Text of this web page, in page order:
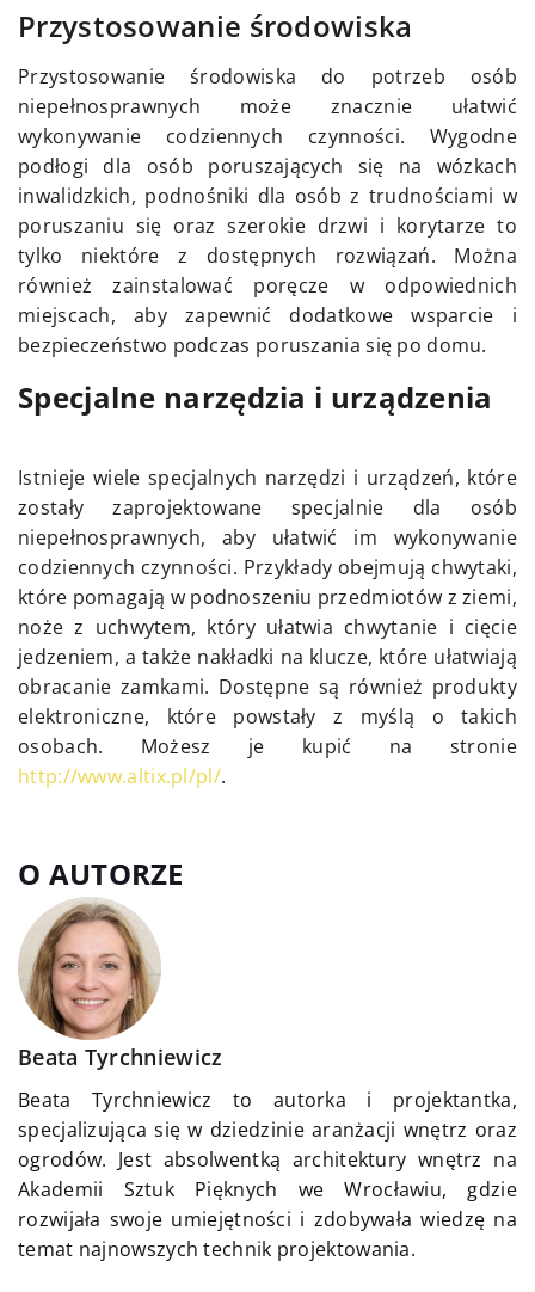
Przystosowanie środowiska
Przystosowanie środowiska do potrzeb osób
niepełnosprawnych może znacznie ułatwić
wykonywanie codziennych czynności. Wygodne
podłogi dla osób poruszających się na wózkach
inwalidzkich, podnośniki dla osób z trudnościami w
poruszaniu się oraz szerokie drzwi i korytarze to
tylko niektóre z dostępnych rozwiązań. Można
również zainstalować poręcze w odpowiednich
miejscach, aby zapewnić dodatkowe wsparcie i
bezpieczeństwo podczas poruszania się po domu.
Specjalne narzędzia i urządzenia
Istnieje wiele specjalnych narzędzi i urządzeń, które
zostały zaprojektowane specjalnie dla osób
niepełnosprawnych, aby ułatwić im wykonywanie
codziennych czynności. Przykłady obejmują chwytaki,
które pomagają w podnoszeniu przedmiotów z ziemi,
noże z uchwytem, który ułatwia chwytanie i cięcie
jedzeniem, a także nakładki na klucze, które ułatwiają
obracanie zamkami. Dostępne są również produkty
elektroniczne, które powstały z myślą o takich
osobach. Możesz je kupić na stronie
http://www.altix.pl/pl/.
O AUTORZE
Beata Tyrchniewicz
Beata Tyrchniewicz to autorka i projektantka,
specjalizująca się w dziedzinie aranżacji wnętrz oraz
ogrodów. Jest absolwentką architektury wnętrz na
Akademii Sztuk Pięknych we Wrocławiu, gdzie
rozwijała swoje umiejętności i zdobywała wiedzę na
temat najnowszych technik projektowania.